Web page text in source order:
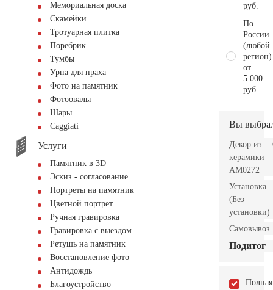
Мемориальная доска
Скамейки
Тротуарная плитка
Поребрик
Тумбы
Урна для праха
Фото на памятник
Фотоовалы
Шары
Сaggiati
Услуги
Памятник в 3D
Эскиз - согласование
Портреты на памятник
Цветной портрет
Ручная гравировка
Гравировка с выездом
Ретушь на памятник
Восстановление фото
Антидождь
Благоустройство
руб.
По
России
(любой
регион)
от
5.000
руб.
Вы
Декор из
керамики
AM0272
Установка
(Без
установки)
Самовывоз
Подитог
Полная